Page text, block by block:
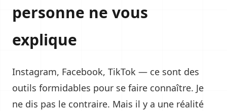
personne ne vous
explique
Instagram, Facebook, TikTok — ce sont des
outils formidables pour se faire connaître. Je
ne dis pas le contraire. Mais il y a une réalité